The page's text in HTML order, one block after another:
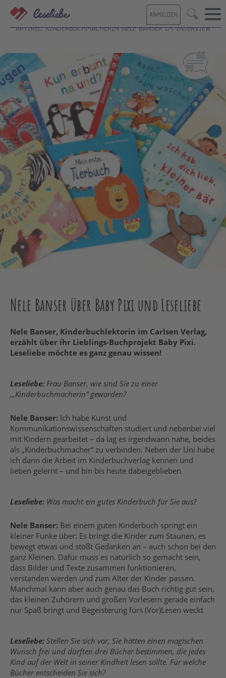
Direkt
zum
Inhalt
ANMELDEN Suche
ARTIKEL: KINDERBUCHMACHERIN NELE BANSER IM INTERVIEW
Nele Banser über Baby Pixi und Leseliebe
Nele Banser, Kinderbuchlektorin im Carlsen Verlag,
erzählt über ihr Lieblings-Buchprojekt Baby Pixi.
Leseliebe möchte es ganz genau wissen!
Leseliebe: Frau Banser, wie sind Sie zu einer
‚„Kinderbuchmacherin“ geworden?
Nele Banser: Ich habe Kunst und
Kommunikationswissenschaften studiert und nebenbei viel
mit Kindern gearbeitet – da lag es irgendwann nahe, beides
als „Kinderbuchmacher“ zu verbinden. Neben der Uni habe
ich dann die Arbeit im Kinderbuchverlag kennen und
lieben gelernt – und bin bis heute dabeigeblieben.
Leseliebe: Was macht ein gutes Kinderbuch für Sie aus?
Nele Banser: Bei einem guten Kinderbuch springt ein
kleiner Funke über: Es bringt die Kinder zum Staunen, es
bewegt etwas und stößt Gedanken an – auch schon bei den
ganz Kleinen. Dafür muss es natürlich so gemacht sein,
dass Bilder und Texte zusammen funktionieren,
verstanden werden und zum Alter der Kinder passen.
Manchmal kann aber auch genau das Buch richtig gut sein,
das kleinen Zuhörern und großen Vorlesern gerade einfach
nur Spaß bringt und Begeisterung fürs (Vor)Lesen weckt
Leseliebe: Stellen Sie sich vor, Sie hätten einen magischen
Wunsch frei und dürften drei Bücher bestimmen, die jedes
Kind auf der Welt in seiner Kindheit lesen sollte. Für welche
Bücher entscheiden Sie sich?